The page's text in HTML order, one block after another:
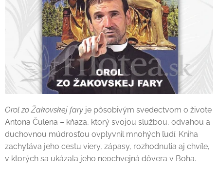
Orol zo Žakovskej fary je pôsobivým svedectvom o živote
Antona Čulena – kňaza, ktorý svojou službou, odvahou a
duchovnou múdrosťou ovplyvnil mnohých ľudí. Kniha
zachytáva jeho cestu viery, zápasy, rozhodnutia aj chvíle,
v ktorých sa ukázala jeho neochvejná dôvera v Boha.